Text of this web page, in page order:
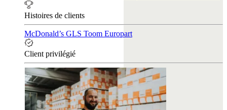
Histoires de clients
McDonald’s GLS Toom Europart
Client privilégié